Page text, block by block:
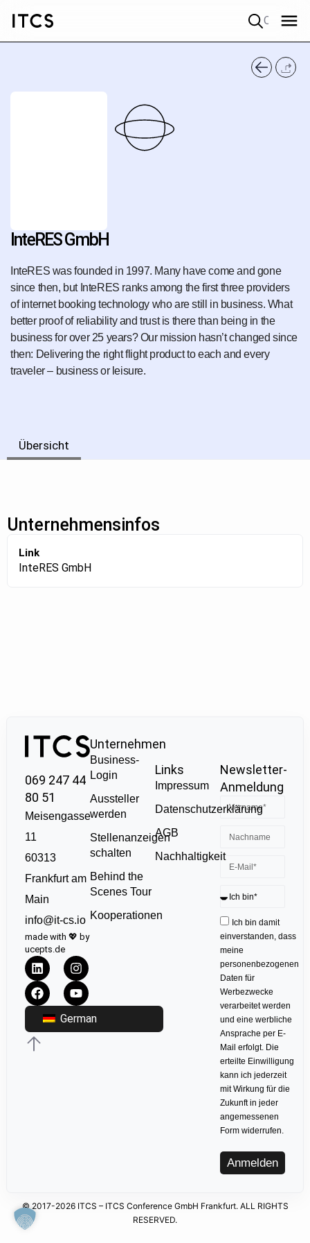
InteRES GmbH
InteRES was founded in 1997. Many have come and gone
since then, but InteRES ranks among the first three providers
of internet booking technology who are still in business. What
better proof of reliability and trust is there than being in the
business for over 25 years? Our mission hasn’t changed since
then: Delivering the right flight product to each and every
traveler – business or leisure.
Übersicht
Unternehmensinfos
Link
InteRES GmbH
069 247 44
80 51
Meisengasse
11
60313
Frankfurt am
Main
info@it-cs.io
made with 💖 by
ucepts.de
German
Unternehmen
Business-
Login
Aussteller
werden
Stellenanzeigen
schalten
Behind the
Scenes Tour
Kooperationen
Links
Impressum
Datenschutzerklärung
AGB
Nachhaltigkeit
Newsletter-
Anmeldung
Ich bin damit
einverstanden, dass
meine
personenbezogenen
Daten für
Werbezwecke
verarbeitet werden
und eine werbliche
Ansprache per E-
Mail erfolgt. Die
erteilte Einwilligung
kann ich jederzeit
mit Wirkung für die
Zukunft in jeder
angemessenen
Form widerrufen.
Anmelden
© 2017-2026 ITCS – ITCS Conference GmbH Frankfurt. ALL RIGHTS
RESERVED.